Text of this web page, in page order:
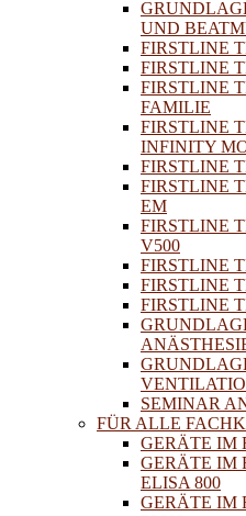
UND
FIRSTLINE
FIRSTLINE
FIRSTLINE
FAMILIE
FIRSTLINE
INFINITY
FIRSTLINE
FIRSTLINE
EM
FIRSTLINE
V500
FIRSTLINE
FIRSTLINE
FIRSTLINE
SEMINAR
FÜR ALLE
GERÄTE IM
GERÄTE IM
ELISA 800
GERÄTE IM